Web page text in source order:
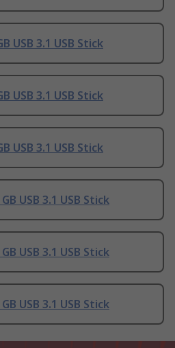
USB 3.1 USB Stick
USB 3.1 USB Stick
USB 3.1 USB Stick
USB 3.1 USB Stick
USB 3.1 USB Stick
USB 3.1 USB Stick